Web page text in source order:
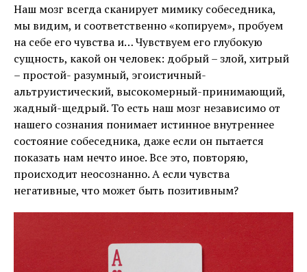
Наш мозг всегда сканирует мимику собеседника,
мы видим, и соответственно «копируем», пробуем
на себе его чувства и… Чувствуем его глубокую
сущность, какой он человек: добрый – злой, хитрый
– простой- разумный, эгоистичный-
альтруистический, высокомерный-принимающий,
жадный-щедрый. То есть наш мозг независимо от
нашего сознания понимает истинное внутреннее
состояние собеседника, даже если он пытается
показать нам нечто иное. Все это, повторяю,
происходит неосознанно. А если чувства
негативные, что может быть позитивным?